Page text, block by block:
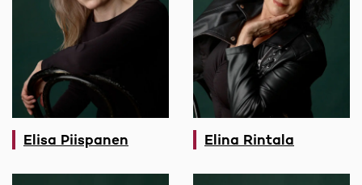
Elisa Piispanen Elina Rintala